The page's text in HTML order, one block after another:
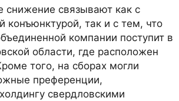
снижение связывают как с
конъюнктурой, так и с тем, что
компании поступит в
области, где расположен
того, на сборах могли
преференции,
свердловскими